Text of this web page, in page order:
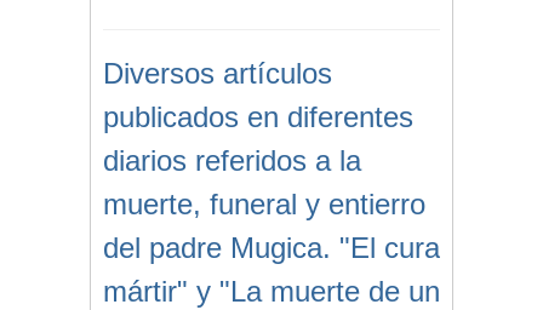
Diversos artículos
publicados en diferentes
diarios referidos a la
muerte, funeral y entierro
del padre Mugica. "El cura
mártir" y "La muerte de un